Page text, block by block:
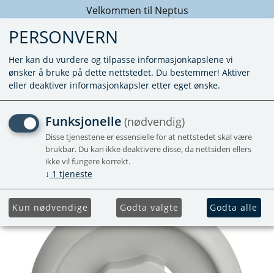
Velkommen til Neptus
DEKSEL SIDESKORSTEIN
LYS GRÅ
PERSONVERN
Her kan du vurdere og tilpasse informasjonkapslene vi
ønsker å bruke på dette nettstedet. Du bestemmer! Aktiver
eller deaktiver informasjonkapsler etter eget ønske.
Funksjonelle (nødvendig)
Disse tjenestene er essensielle for at nettstedet skal være
brukbar. Du kan ikke deaktivere disse, da nettsiden ellers
ikke vil fungere korrekt.
↓ 1 tjeneste
Kun nødvendige Godta valgte Godta alle